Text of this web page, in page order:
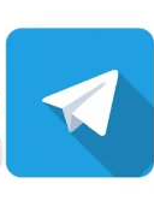
edición de León
Una iniciativa
por la sección
de la Asociación
la Asociación
y el Diario de